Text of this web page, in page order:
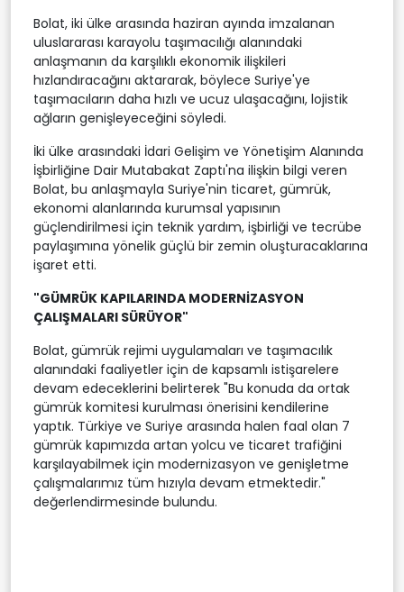
Bolat, iki ülke arasında haziran ayında imzalanan
uluslararası karayolu taşımacılığı alanındaki
anlaşmanın da karşılıklı ekonomik ilişkileri
hızlandıracağını aktararak, böylece Suriye'ye
taşımacıların daha hızlı ve ucuz ulaşacağını, lojistik
ağların genişleyeceğini söyledi.
İki ülke arasındaki İdari Gelişim ve Yönetişim Alanında
İşbirliğine Dair Mutabakat Zaptı'na ilişkin bilgi veren
Bolat, bu anlaşmayla Suriye'nin ticaret, gümrük,
ekonomi alanlarında kurumsal yapısının
güçlendirilmesi için teknik yardım, işbirliği ve tecrübe
paylaşımına yönelik güçlü bir zemin oluşturacaklarına
işaret etti.
"GÜMRÜK KAPILARINDA MODERNİZASYON
ÇALIŞMALARI SÜRÜYOR"
Bolat, gümrük rejimi uygulamaları ve taşımacılık
alanındaki faaliyetler için de kapsamlı istişarelere
devam edeceklerini belirterek "Bu konuda da ortak
gümrük komitesi kurulması önerisini kendilerine
yaptık. Türkiye ve Suriye arasında halen faal olan 7
gümrük kapımızda artan yolcu ve ticaret trafiğini
karşılayabilmek için modernizasyon ve genişletme
çalışmalarımız tüm hızıyla devam etmektedir."
değerlendirmesinde bulundu.